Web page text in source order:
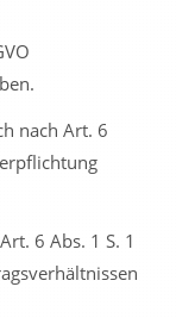
nach Art. 6
6 Abs. 1 S. 1